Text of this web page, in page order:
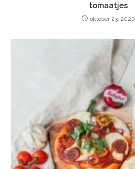
tomaatjes
oktober 23, 2020